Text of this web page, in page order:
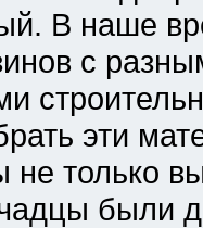
В наше
с
эти
не только
были